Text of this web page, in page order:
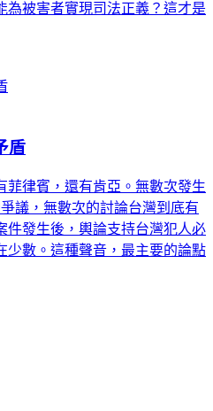
為被害者實現司法正義？這才是
盾
菲律賓，還有肯亞。無數次發生
議，無數次的討論台灣到底有
件發生後，輿論支持台灣犯人必
少數。這種聲音，最主要的論點